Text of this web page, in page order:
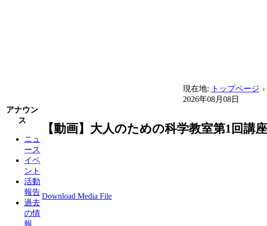
現在地: トップページ
2026年08月08日
アナウン
ス
ニュ
ース
イベ
ント
活動
報告
過去
の情
報
【動画】大人のための科学教室第1回講座
Download Media File